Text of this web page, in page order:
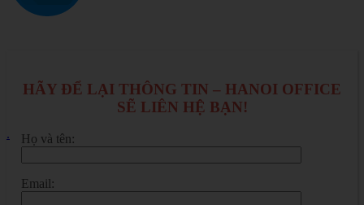
.
HÃY ĐỂ LẠI THÔNG TIN – HANOI OFFICE
SẼ LIÊN HỆ BẠN!
Họ và tên:
Email: